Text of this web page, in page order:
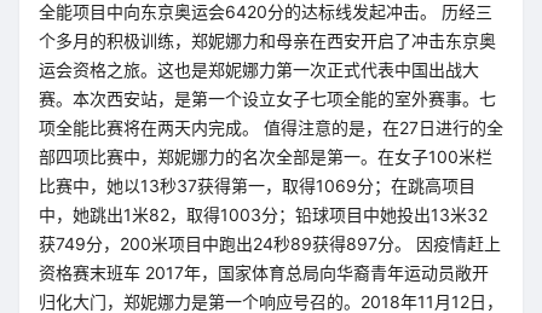
全能项目中向东京奥运会6420分的达标线发起冲击。 历经三
个多月的积极训练，郑妮娜力和母亲在西安开启了冲击东京奥
运会资格之旅。这也是郑妮娜力第一次正式代表中国出战大
赛。本次西安站，是第一个设立女子七项全能的室外赛事。七
项全能比赛将在两天内完成。 值得注意的是，在27日进行的全
部四项比赛中，郑妮娜力的名次全部是第一。在女子100米栏
比赛中，她以13秒37获得第一，取得1069分；在跳高项目
中，她跳出1米82，取得1003分；铅球项目中她投出13米32
获749分，200米项目中跑出24秒89获得897分。 因疫情赶上
资格赛末班车 2017年，国家体育总局向华裔青年运动员敞开
归化大门，郑妮娜力是第一个响应号召的。2018年11月12日，